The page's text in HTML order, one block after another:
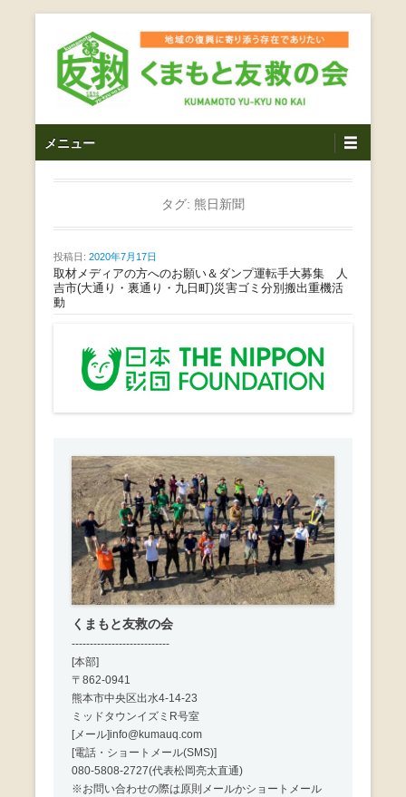
ス
くまもと友救の会｜地域
の復興に寄り添う存在で
ありたい｜熊本県上益城
ィア
し代表松岡亮太を中心に、熊本地震発生直後から被災者の
復興・生活再建を目的に活動しているボランティア団体で
イ
メニュー
タグ: 熊日新聞
投稿日: 2020年7月17日
取材メディアの方へのお願い＆ダンプ運転手大募集 人
吉市(大通り・裏通り・九日町)災害ゴミ分別搬出重機活
動
くまもと友救の会
---------------------------
[本部]
〒862-0941
熊本市中央区出水4-14-23
ミッドタウンイズミR号室
[メール]info@kumauq.com
[電話・ショートメール(SMS)]
080-5808-2727(代表松岡亮太直通)
※お問い合わせの際は原則メールかショートメール